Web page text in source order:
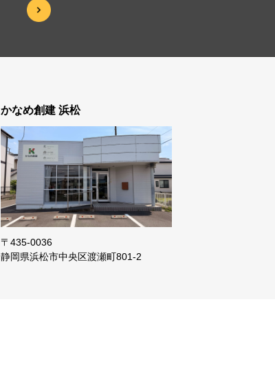
かなめ創建 浜松
〒435-0036
静岡県浜松市中央区渡瀬町801-2